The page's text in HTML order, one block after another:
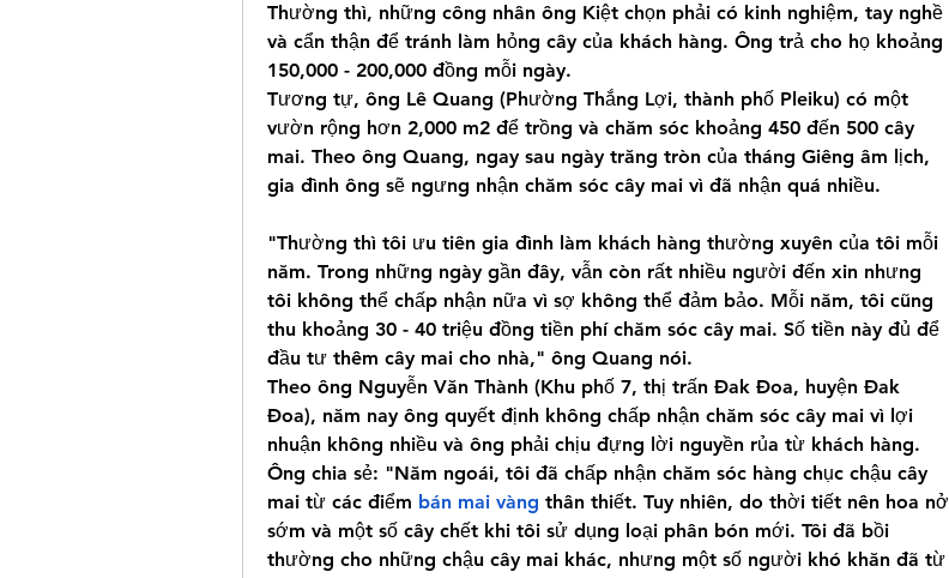
Thường thì, những công nhân ông Kiệt chọn phải có kinh nghiệm, tay nghề
và cẩn thận để tránh làm hỏng cây của khách hàng. Ông trả cho họ khoảng
150,000 - 200,000 đồng mỗi ngày.
Tương tự, ông Lê Quang (Phường Thắng Lợi, thành phố Pleiku) có một
vườn rộng hơn 2,000 m2 để trồng và chăm sóc khoảng 450 đến 500 cây
mai. Theo ông Quang, ngay sau ngày trăng tròn của tháng Giêng âm lịch,
gia đình ông sẽ ngưng nhận chăm sóc cây mai vì đã nhận quá nhiều.
"Thường thì tôi ưu tiên gia đình làm khách hàng thường xuyên của tôi mỗi
năm. Trong những ngày gần đây, vẫn còn rất nhiều người đến xin nhưng
tôi không thể chấp nhận nữa vì sợ không thể đảm bảo. Mỗi năm, tôi cũng
thu khoảng 30 - 40 triệu đồng tiền phí chăm sóc cây mai. Số tiền này đủ để
đầu tư thêm cây mai cho nhà," ông Quang nói.
Theo ông Nguyễn Văn Thành (Khu phố 7, thị trấn Đak Đoa, huyện Đak
Đoa), năm nay ông quyết định không chấp nhận chăm sóc cây mai vì lợi
nhuận không nhiều và ông phải chịu đựng lời nguyền rủa từ khách hàng.
Ông chia sẻ: "Năm ngoái, tôi đã chấp nhận chăm sóc hàng chục chậu cây
mai từ các điểm bán mai vàng thân thiết. Tuy nhiên, do thời tiết nên hoa nở
sớm và một số cây chết khi tôi sử dụng loại phân bón mới. Tôi đã bồi
thường cho những chậu cây mai khác, nhưng một số người khó khăn đã từ